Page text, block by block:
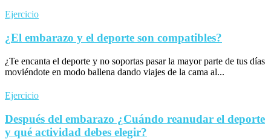
Ejercicio
¿El embarazo y el deporte son compatibles?
¿Te encanta el deporte y no soportas pasar la mayor parte de tus días
moviéndote en modo ballena dando viajes de la cama al...
Ejercicio
Después del embarazo ¿Cuándo reanudar el deporte
y qué actividad debes elegir?